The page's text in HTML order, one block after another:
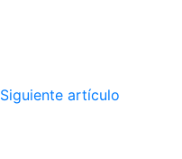
Siguiente artículo